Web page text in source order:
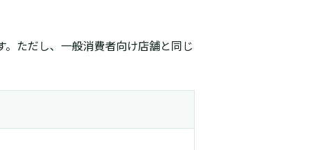
ただし、一般消費者向け店舗と同じ